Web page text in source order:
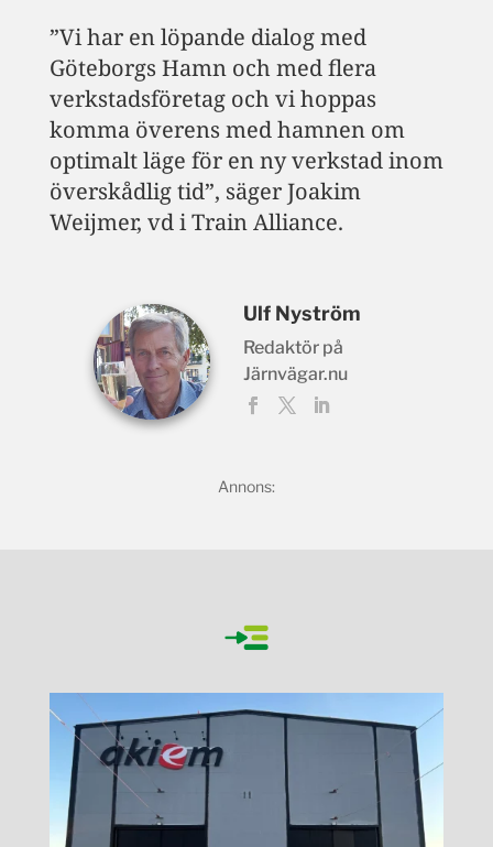
”Vi har en löpande dialog med
Göteborgs Hamn och med flera
verkstadsföretag och vi hoppas
komma överens med hamnen om
optimalt läge för en ny verkstad inom
överskådlig tid”, säger Joakim
Weijmer, vd i Train Alliance.
Ulf Nyström
Redaktör på
Järnvägar.nu